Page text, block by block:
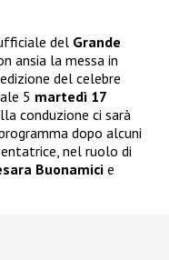
del Grande
ansia la messa in
del celebre
5 martedì 17
conduzione ci sarà
dopo alcuni
nel ruolo di
Buonamicie